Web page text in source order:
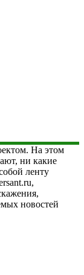
На этом
ни какие
ленту
новостей